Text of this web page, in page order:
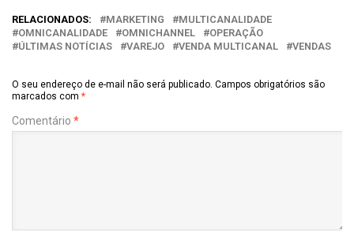
RELACIONADOS: MARKETING
MULTICANALIDADE
OMNICANALIDADE
OMNICHANNEL
OPERAÇÃO
ÚLTIMAS NOTÍCIAS
VAREJO VENDA MULTICANAL VENDAS
O seu endereço de e-mail não será publicado. Campos obrigatórios são
marcados com *
Comentário *